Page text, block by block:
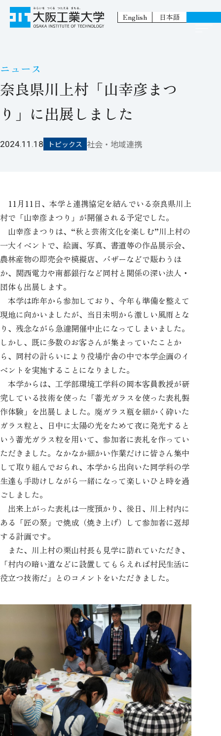
English 日本語
ニュース
奈良県川上村「山幸彦まつ
り」に出展しました
2024.11.18 トピックス 社会・地域連携
11月11日、本学と連携協定を結んでいる奈良県川上
村で「山幸彦まつり」が開催される予定でした。
山幸彦まつりは、“秋と芸術文化を楽しむ”川上村の
一大イベントで、絵画、写真、書道等の作品展示会、
農林産物の即売会や模擬店、バザーなどで賑わうほ
か、関西電力や南都銀行など同村と関係の深い法人・
団体も出展します。
本学は昨年から参加しており、今年も準備を整えて
現地に向かいましたが、当日未明から激しい風雨とな
り、残念ながら急遽開催中止になってしまいました。
しかし、既に多数のお客さんが集まっていたことか
ら、同村の計らいにより役場庁舎の中で本学企画のイ
ベントを実施することになりました。
本学からは、工学部環境工学科の岡本客員教授が研
究している技術を使った「蓄光ガラスを使った表札製
作体験」を出展しました。廃ガラス瓶を細かく砕いた
ガラス粒と、日中に太陽の光をためて夜に発光すると
いう蓄光ガラス粒を用いて、参加者に表札を作ってい
ただきました。なかなか細かい作業だけに皆さん集中
して取り組んでおられ、本学から出向いた同学科の学
生達も手助けしながら一緒になって楽しいひと時を過
ごしました。
出来上がった表札は一度預かり、後日、川上村内に
ある「匠の聚」で焼成（焼き上げ）して参加者に返却
する計画です。
また、川上村の栗山村長も見学に訪れていただき、
「村内の暗い道などに設置してもらえれば村民生活に
役立つ技術だ」とのコメントをいただきました。